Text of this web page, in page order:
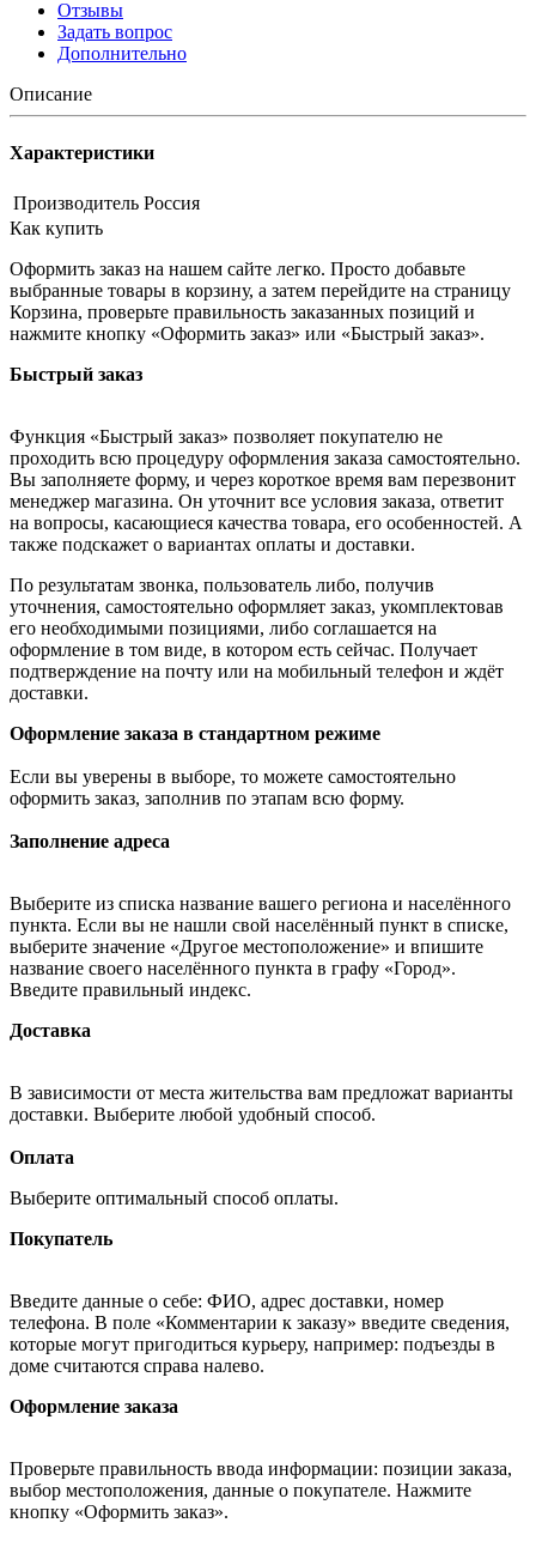
Отзывы
Задать вопрос
Дополнительно
Описание
Характеристики
Производитель Россия
Как купить
Оформить заказ на нашем сайте легко. Просто добавьте
выбранные товары в корзину, а затем перейдите на страницу
Корзина, проверьте правильность заказанных позиций и
нажмите кнопку «Оформить заказ» или «Быстрый заказ».
Быстрый заказ
Функция «Быстрый заказ» позволяет покупателю не
проходить всю процедуру оформления заказа самостоятельно.
Вы заполняете форму, и через короткое время вам перезвонит
менеджер магазина. Он уточнит все условия заказа, ответит
на вопросы, касающиеся качества товара, его особенностей. А
также подскажет о вариантах оплаты и доставки.
По результатам звонка, пользователь либо, получив
уточнения, самостоятельно оформляет заказ, укомплектовав
его необходимыми позициями, либо соглашается на
оформление в том виде, в котором есть сейчас. Получает
подтверждение на почту или на мобильный телефон и ждёт
доставки.
Оформление заказа в стандартном режиме
Если вы уверены в выборе, то можете самостоятельно
оформить заказ, заполнив по этапам всю форму.
Заполнение адреса
Выберите из списка название вашего региона и населённого
пункта. Если вы не нашли свой населённый пункт в списке,
выберите значение «Другое местоположение» и впишите
название своего населённого пункта в графу «Город».
Введите правильный индекс.
Доставка
В зависимости от места жительства вам предложат варианты
доставки. Выберите любой удобный способ.
Оплата
Выберите оптимальный способ оплаты.
Покупатель
Введите данные о себе: ФИО, адрес доставки, номер
телефона. В поле «Комментарии к заказу» введите сведения,
которые могут пригодиться курьеру, например: подъезды в
доме считаются справа налево.
Оформление заказа
Проверьте правильность ввода информации: позиции заказа,
выбор местоположения, данные о покупателе. Нажмите
кнопку «Оформить заказ».